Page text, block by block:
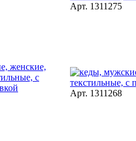
Арт. 1311275
Арт. 1311268